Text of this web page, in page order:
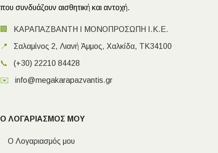
που συνδυάζουν αισθητική και αντοχή.
🏢 ΚΑΡΑΠΑΖΒΑΝΤΗ Ι ΜΟΝΟΠΡΟΣΩΠΗ Ι.Κ.Ε.
📍 Σαλαμίνος 2, Λιανή Άμμος, Χαλκίδα, ΤΚ34100
📞 (+30) 22210 84428
✉️ info@megakarapazvantis.gr
Ο ΛΟΓΑΡΙΑΣΜΟΣ ΜΟΥ
Ο Λογαριασμός μου